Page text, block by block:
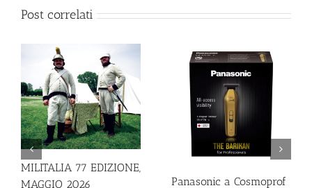
Post correlati
MILITALIA 77 EDIZIONE,
MAGGIO 2026
Panasonic a Cosmoprof